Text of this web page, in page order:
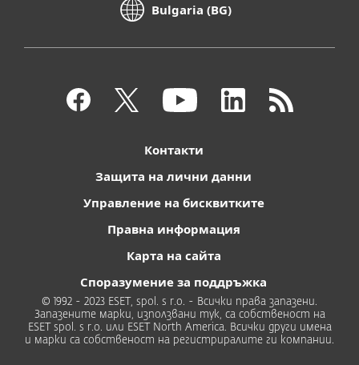
Bulgaria (BG)
Контакти
Защита на лични данни
Управление на бисквитките
Правна информация
Карта на сайта
Споразумение за поддръжка
© 1992 - 2023 ESET, spol. s r.o. - Всички права запазени.
Запазените марки, използвани тук, са собственост на
ESET spol. s r.o. или ESET North America. Всички други имена
и марки са собственост на регистриралите ги компании.